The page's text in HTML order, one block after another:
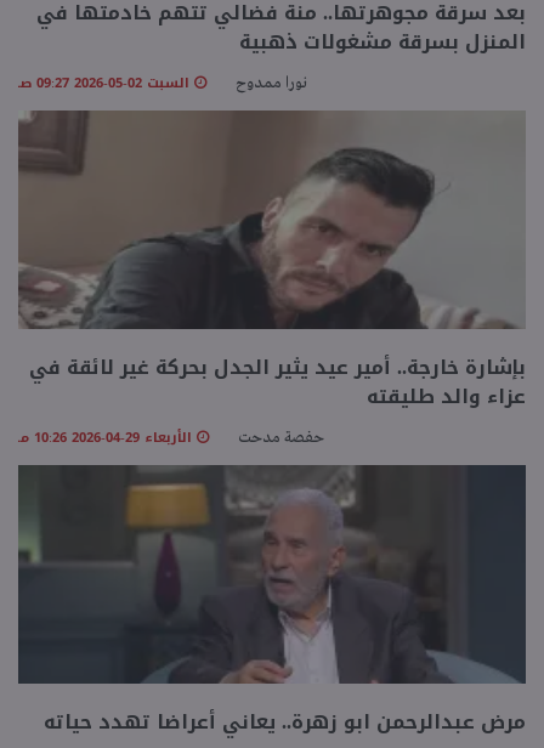
منوعات
بعد سرقة مجوهرتها.. منة فضالي تتهم خادمتها في
المنزل بسرقة مشغولات ذهبية
نورا ممدوح السبت 02-05-2026 09:27 صـ
بإشارة خارجة.. أمير عيد يثير الجدل بحركة غير لائقة في
عزاء والد طليقته
حفصة مدحت الأربعاء 29-04-2026 10:26 مـ
مرض عبدالرحمن ابو زهرة.. يعاني أعراضا تهدد حياته